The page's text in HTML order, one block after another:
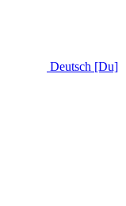
Deutsch [Du]